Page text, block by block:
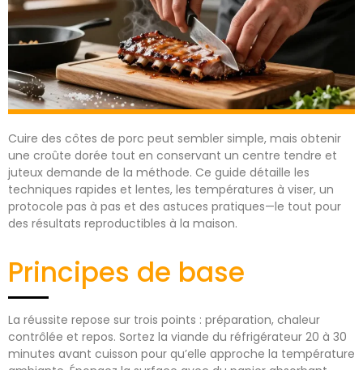
Cuire des côtes de porc peut sembler simple, mais obtenir
une croûte dorée tout en conservant un centre tendre et
juteux demande de la méthode. Ce guide détaille les
techniques rapides et lentes, les températures à viser, un
protocole pas à pas et des astuces pratiques—le tout pour
des résultats reproductibles à la maison.
Principes de base
La réussite repose sur trois points : préparation, chaleur
contrôlée et repos. Sortez la viande du réfrigérateur 20 à 30
minutes avant cuisson pour qu’elle approche la température